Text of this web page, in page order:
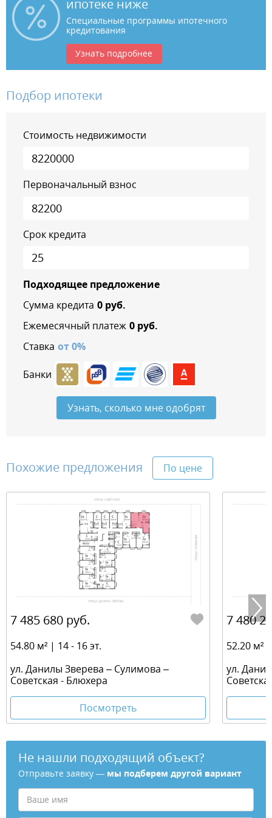
ипотеке ниже
Специальные программы ипотечного
кредитования
Узнать подробнее
Подбор ипотеки
Стоимость недвижимости
Первоначальный взнос
Срок кредита
Подходящее предложение
Сумма кредита 0руб.
Ежемесячный платеж 0руб.
Ставка от0%
Банки
Узнать, сколько мне одобрят
Похожие предложения По цене
7 485 680 руб.
54.80 м² | 14 - 16 эт.
ул. Данилы Зверева – Сулимова –
Советская - Блюхера
Посмотреть
7 480
52.20 м²
ул.
Не нашли подходящий объект?
Отправьте заявку — мы подберем другой вариант